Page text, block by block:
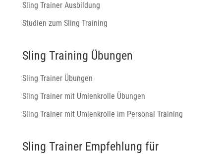
Sling Trainer Ausbildung
Studien zum Sling Training
Sling Training Übungen
Sling Trainer Übungen
Sling Trainer mit Umlenkrolle Übungen
Sling Trainer mit Umlenkrolle im Personal Training
Sling Trainer Empfehlung für